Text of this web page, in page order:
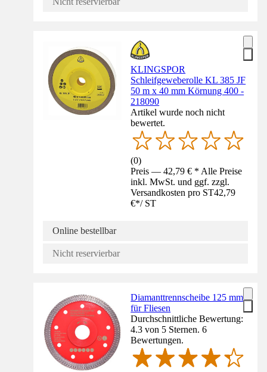
KLINGSPOR
Schleifgeweberolle KL 385 JF
50 m x 40 mm Körnung 400 -
218090
Artikel wurde noch nicht
bewertet.
(0)
Preis — 42,79 € * Alle Preise
inkl. MwSt. und ggf. zzgl.
Versandkosten pro ST42,79
€*/ ST
Online bestellbar
Nicht reservierbar
Diamanttrennscheibe 125 mm
für Fliesen
Durchschnittliche Bewertung:
4.3 von 5 Sternen. 6
Bewertungen.